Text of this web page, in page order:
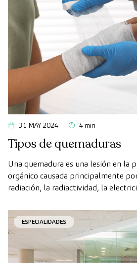
31 MAY 2024 4 min
Tipos de quemaduras
Una quemadura es una lesión en la
orgánico causada principalmente
radiación, la radiactividad, la
una requiere una atención específica.
ESPECIALIDADES